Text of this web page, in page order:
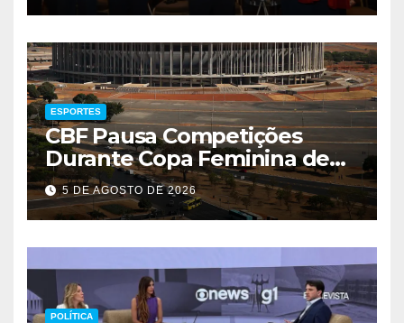
ESPORTES
CBF Pausa Competições
Durante Copa Feminina de
2027
5 DE AGOSTO DE 2026
POLÍTICA